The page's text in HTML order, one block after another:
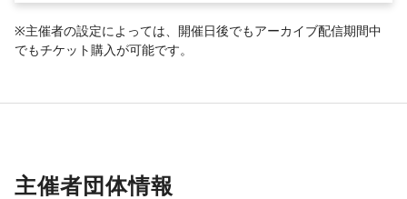
※主催者の設定によっては、開催日後でもアーカイブ配信期間中
でもチケット購入が可能です。
主催者団体情報